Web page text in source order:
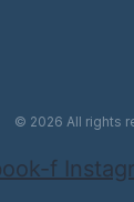
© 2026 All rights
f